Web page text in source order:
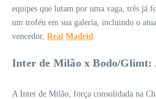
equipes que lutam por uma vaga, três já
um troféu em sua galeria, incluindo o
vencedor, Real Madrid
Inter de Milão x Bodo/Glimt:
A Inter de Milão, força consolidada na